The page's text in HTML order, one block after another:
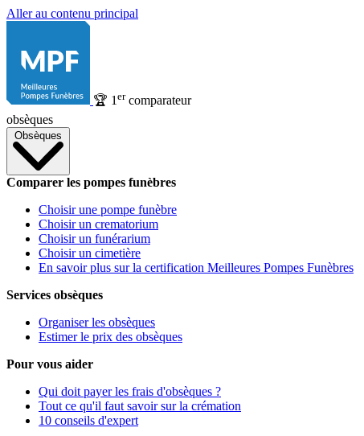
Aller au contenu principal
🏆 1 ercomparateur
obsèques
Obsèques
Comparer les pompes funèbres
Choisir une pompe funèbre
Choisir un crematorium
Choisir un funérarium
Choisir un cimetière
En savoir plus sur la certification Meilleures Pompes Funèbres
Services obsèques
Organiser les obsèques
Estimer le prix des obsèques
Pour vous aider
Qui doit payer les frais d'obsèques ?
Tout ce qu'il faut savoir sur la crémation
10 conseils d'expert